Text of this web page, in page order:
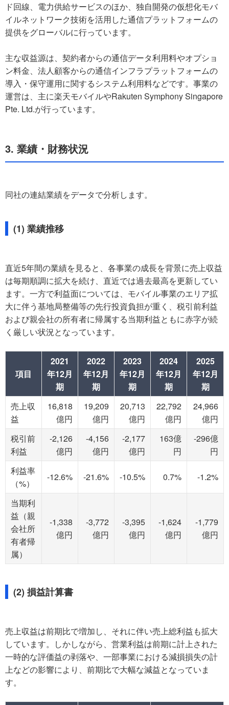
ド回線、電力供給サービスのほか、独自開発の仮想化モバ
イルネットワーク技術を活用した通信プラットフォームの
提供をグローバルに行っています。
主な収益源は、契約者からの通信データ利用料やオプショ
ン料金、法人顧客からの通信インフラプラットフォームの
導入・保守運用に関するシステム利用料などです。事業の
運営は、主に楽天モバイルやRakuten Symphony Singapore
Pte. Ltd.が行っています。
3. 業績・財務状況
同社の連結業績をデータで分析します。
(1) 業績推移
直近5年間の業績を見ると、各事業の成長を背景に売上収益
は毎期順調に拡大を続け、直近では過去最高を更新してい
ます。一方で利益面については、モバイル事業のエリア拡
大に伴う基地局整備等の先行投資負担が重く、税引前利益
および親会社の所有者に帰属する当期利益ともに赤字が続
く厳しい状況となっています。
項目
2021
年12月
期
2022
年12月
期
2023
年12月
期
2024
年12月
期
2025
年12月
期
売上収
益
16,818
億円
19,209
億円
20,713
億円
22,792
億円
24,966
億円
税引前
利益
-2,126
億円
-4,156
億円
-2,177
億円
163億
円
-296億
円
利益率
（%）
-12.6% -21.6% -10.5% 0.7% -1.2%
当期利
益（親
会社所
有者帰
属）
-1,338
億円
-3,772
億円
-3,395
億円
-1,624
億円
-1,779
億円
(2) 損益計算書
売上収益は前期比で増加し、それに伴い売上総利益も拡大
しています。しかしながら、営業利益は前期に計上された
一時的な評価益の剥落や、一部事業における減損損失の計
上などの影響により、前期比で大幅な減益となっていま
す。